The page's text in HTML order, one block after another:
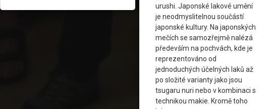
urushi. Japonské lakové umění
je neodmyslitelnou součástí
japonské kultury. Na japonských
mečích se samozřejmě nalézá
především na pochvách, kde je
reprezentováno od
jednoduchých účelných laků až
po složité varianty jako jsou
tsugaru nuri nebo v kombinaci s
technikou makie. Kromě toho